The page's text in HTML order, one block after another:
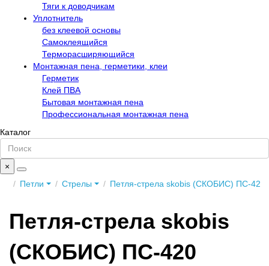
Тяги к доводчикам
Уплотнитель
без клеевой основы
Самоклеящийся
Терморасширяющийся
Монтажная пена, герметики, клеи
Герметик
Клей ПВА
Бытовая монтажная пена
Профессиональная монтажная пена
Каталог
×
Петли
Стрелы Петля-стрела skobis (СКОБИС) ПС-420
Петля-стрела skobis
(СКОБИС) ПС-420